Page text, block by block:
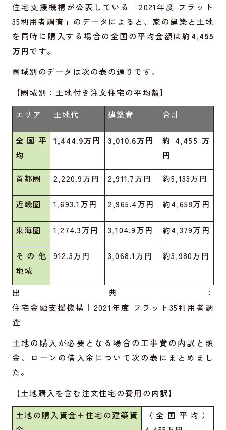
住宅支援機構が公表している「2021年度 フラット
35利用者調査」のデータによると、家の建築と土地
を同時に購入する場合の全国の平均金額は約4,455
万円です。
圏域別のデータは次の表の通りです。
【圏域別：土地付き注文住宅の平均額】
エリア
土地代 建築費 合計
全国平
均
1,444.9万円 3,010.6万円
約4,455万
円
首都圏 2,220.9万円 2,911.7万円 約5,133万円
近畿圏 1,693.1万円 2,965.4万円 約4,658万円
東海圏 1,274.3万円 3,104.9万円 約4,379万円
その他
地域
912.3万円 3,068.1万円 約3,980万円
出典：
住宅金融支援機構｜2021年度 フラット35利用者調
査
土地の購入が必要となる場合の工事費の内訳と頭
金、ローンの借入金について次の表にまとめまし
た。
【土地購入を含む注文住宅の費用の内訳】
土地の購入資金＋住宅の建築資
（全国平均）